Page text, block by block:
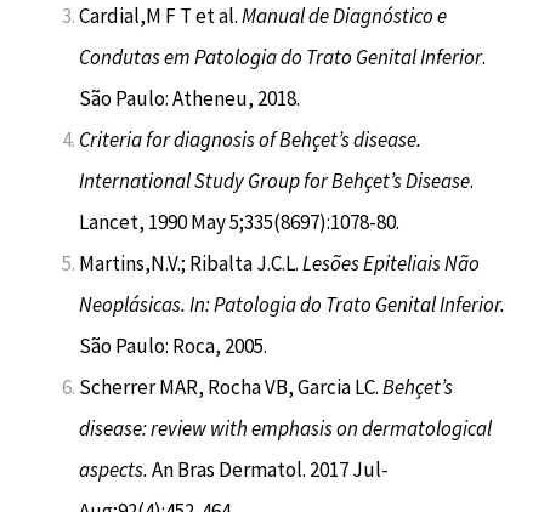
Cardial,M F T et al.Manual de Diagnóstico e
Condutas em Patologia do Trato Genital Inferior.
São Paulo: Atheneu, 2018.
Criteria for diagnosis of Behçet’s disease.
International Study Group for Behçet’s Disease.
Lancet, 1990 May 5;335(8697):1078-80.
Martins,N.V.; Ribalta J.C.L.Lesões Epiteliais Não
Neoplásicas. In: Patologia do Trato Genital Inferior.
São Paulo: Roca, 2005.
Scherrer MAR, Rocha VB, Garcia LC.Behçet’s
disease: review with emphasis on dermatological
aspects.An Bras Dermatol. 2017 Jul-